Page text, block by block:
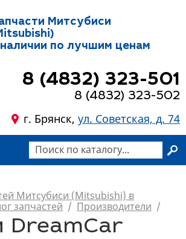
Митсубиси
наличии по лучшим ценам
8 (4832) 323-501
8 (4832) 323-502
г. Брянск, ул. Советская, д. 74
Митсубиси (Mitsubishi) в
запчастей / Производители /
DreamCar